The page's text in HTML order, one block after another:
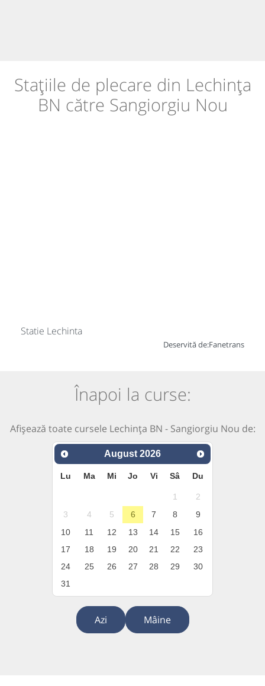
Stațiile de plecare din Lechința
BN către Sangiorgiu Nou
Statie Lechinta
Deservită de:Fanetrans
Înapoi la curse:
Afișează toate cursele Lechința BN - Sangiorgiu Nou de:
August 2026
Lu Ma Mi Jo Vi Sâ Du
1
2
3
4 5 6 7 8
9
10
11 12 13 14 15
16
17
18 19 20 21 22
23
24
25 26 27 28 29
30
31
Azi Mâine